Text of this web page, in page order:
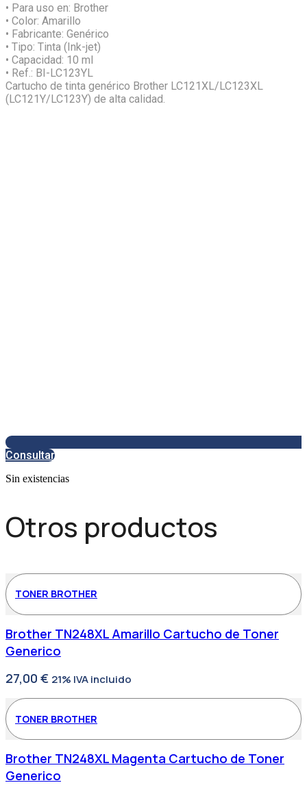
• Para uso en: Brother
• Color: Amarillo
• Fabricante: Genérico
• Tipo: Tinta (Ink-jet)
• Capacidad: 10 ml
• Ref.: BI-LC123YL
Cartucho de tinta genérico Brother LC121XL/LC123XL
(LC121Y/LC123Y) de alta calidad.
Consultar
Sin existencias
Otros productos
TONER BROTHER
Brother TN248XL Amarillo Cartucho de Toner
Generico
27,00 € 21% IVA incluido
TONER BROTHER
Brother TN248XL Magenta Cartucho de Toner
Generico